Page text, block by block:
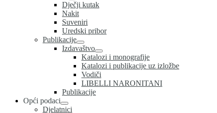
Dječji kutak
Nakit
Suveniri
Uredski pribor
Publikacije
Izdavaštvo
Katalozi i monografije
Katalozi i publikacije uz izložbe
Vodiči
LIBELLI NARONITANI
Publikacije
Opći podaci
Djelatnici